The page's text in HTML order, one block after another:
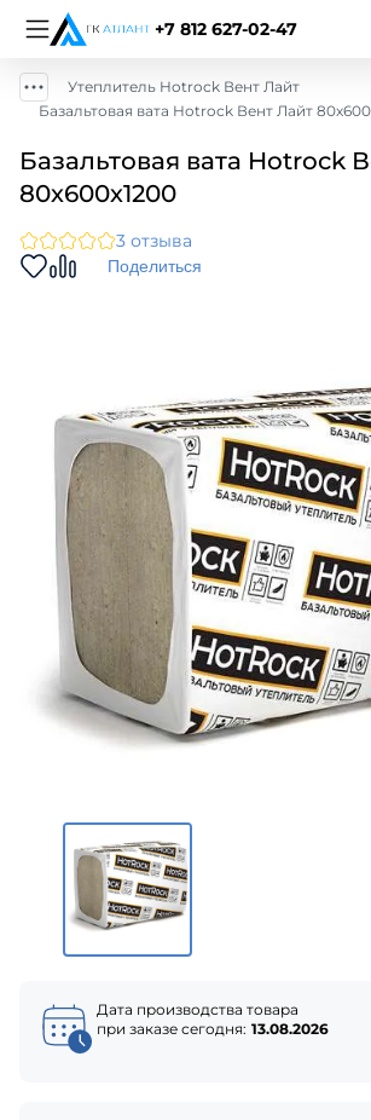
+7 812 627-02-47
Утеплитель Hotrock Вент Лайт
Базальтовая вата Hotrock Вент Лайт
Базальтовая вата Hotrock
80х600х1200
3 отзыва
Поделиться
Дата производства товара
при заказе сегодня: 13.08.2026